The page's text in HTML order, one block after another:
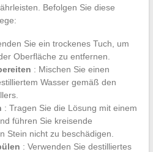
Befolgen Sie diese
Sie ein trockenes Tuch, um
Oberfläche zu entfernen.
: Mischen Sie einen
Wasser gemäß den
: Tragen Sie die Lösung mit einem
führen Sie kreisende
Stein nicht zu beschädigen.
: Verwenden Sie destilliertes